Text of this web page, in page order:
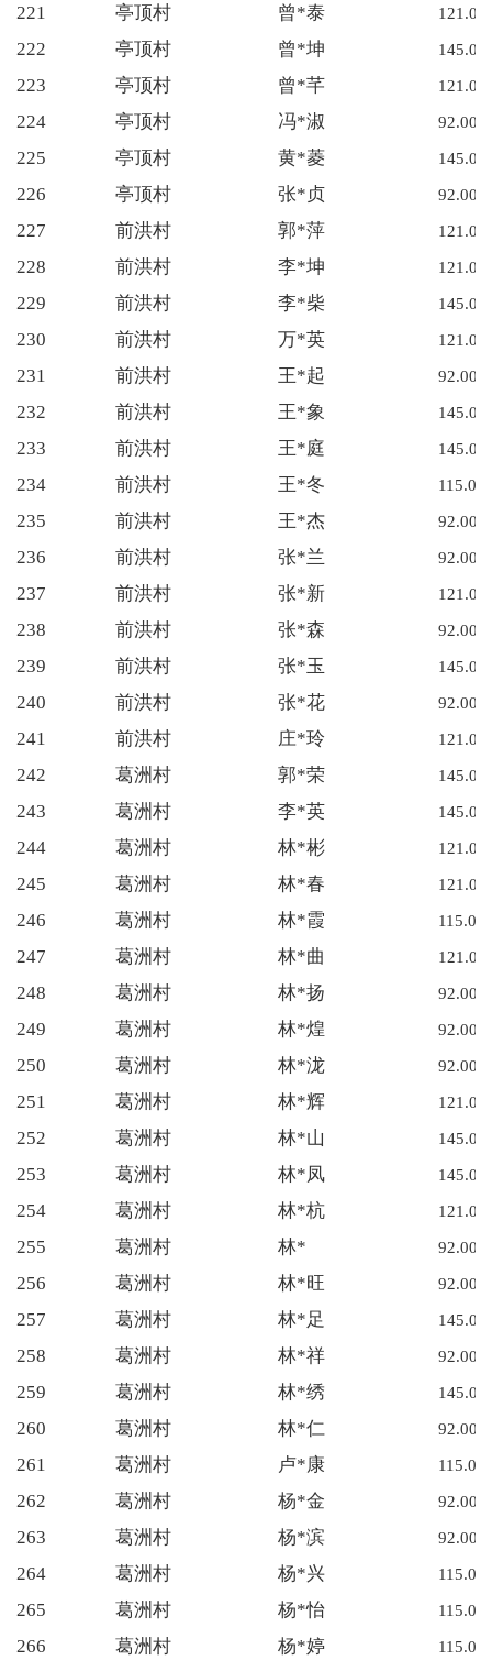
221 亭顶村 曾*泰 121.00
222 亭顶村 曾*坤 145.00
223 亭顶村 曾*芊 121.00
224 亭顶村 冯*淑 92.00
225 亭顶村 黄*菱 145.00
226 亭顶村 张*贞 92.00
227 前洪村 郭*萍 121.00
228 前洪村 李*坤 121.00
229 前洪村 李*柴 145.00
230 前洪村 万*英 121.00
231 前洪村 王*起 92.00
232 前洪村 王*象 145.00
233 前洪村 王*庭 145.00
234 前洪村 王*冬 115.00
235 前洪村 王*杰 92.00
236 前洪村 张*兰 92.00
237 前洪村 张*新 121.00
238 前洪村 张*森 92.00
239 前洪村 张*玉 145.00
240 前洪村 张*花 92.00
241 前洪村 庄*玲 121.00
242 葛洲村 郭*荣 145.00
243 葛洲村 李*英 145.00
244 葛洲村 林*彬 121.00
245 葛洲村 林*春 121.00
246 葛洲村 林*霞 115.00
247 葛洲村 林*曲 121.00
248 葛洲村 林*扬 92.00
249 葛洲村 林*煌 92.00
250 葛洲村 林*泷 92.00
251 葛洲村 林*辉 121.00
252 葛洲村 林*山 145.00
253 葛洲村 林*凤 145.00
254 葛洲村 林*杭 121.00
255 葛洲村 林* 92.00
256 葛洲村 林*旺 92.00
257 葛洲村 林*足 145.00
258 葛洲村 林*祥 92.00
259 葛洲村 林*绣 145.00
260 葛洲村 林*仁 92.00
261 葛洲村 卢*康 115.00
262 葛洲村 杨*金 92.00
263 葛洲村 杨*滨 92.00
264 葛洲村 杨*兴 115.00
265 葛洲村 杨*怡 115.00
266 葛洲村 杨*婷 115.00